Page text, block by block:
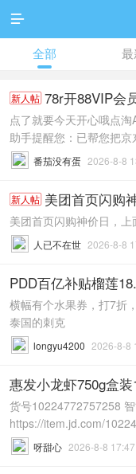

全部
新人帖 78r开88VIP会
点了就要今天开心哦点
助手提醒您：已帮您把
番茄没有蛋 2026-8-8
新人帖 美团首页闪购
美团首页闪购神价日，
人已不在世 2026-8-8
PDD百亿补贴榴莲
横幅有个水果券，打7折
泰国的刺克
longyu4200 2026-8-8
惠发小龙虾750g盒
货号10224772757258
https://item.jd.com/
呀甜心 2026-8-8 17:47